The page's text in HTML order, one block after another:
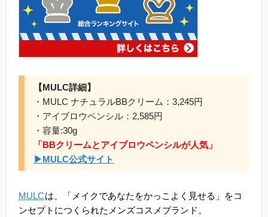
【MULC詳細】
・MULC ナチュラルBBクリーム：3,245円
・アイブロウペンシル：2,585円
・容量:30g
「BBクリームとアイブロウペンシルが人気」
▶MULC公式サイト
MULCは、「メイクであなたをかっこよく見せる」をコ
ンセプトにつくられたメンズコスメブランド。